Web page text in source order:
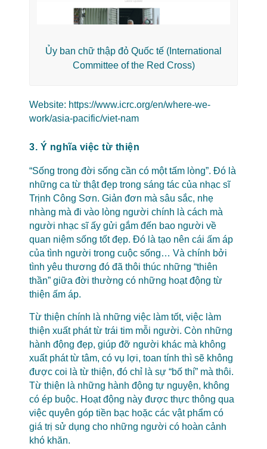
Ủy ban chữ thập đỏ Quốc tế (International
Committee of the Red Cross)
Website: https://www.icrc.org/en/where-we-
work/asia-pacific/viet-nam
3. Ý nghĩa việc từ thiện
“Sống trong đời sống cần có một tấm lòng”. Đó là
những ca từ thật đẹp trong sáng tác của nhạc sĩ
Trịnh Công Sơn. Giản đơn mà sâu sắc, nhẹ
nhàng mà đi vào lòng người chính là cách mà
người nhạc sĩ ấy gửi gắm đến bao người về
quan niệm sống tốt đẹp. Đó là tạo nên cái ấm áp
của tình người trong cuộc sống… Và chính bởi
tình yêu thương đó đã thôi thúc những “thiên
thần” giữa đời thường có những hoạt động từ
thiện ấm áp.
Từ thiện chính là những việc làm tốt, việc làm
thiện xuất phát từ trái tim mỗi người. Còn những
hành động đẹp, giúp đỡ người khác mà không
xuất phát từ tâm, có vụ lợi, toan tính thì sẽ không
được coi là từ thiện, đó chỉ là sự “bố thí” mà thôi.
Từ thiện là những hành động tự nguyện, không
có ép buộc. Hoạt động này được thực thông qua
việc quyên góp tiền bạc hoặc các vật phẩm có
giá trị sử dụng cho những người có hoàn cảnh
khó khăn.